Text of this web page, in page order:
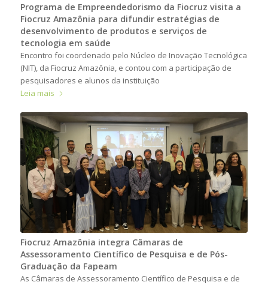
Programa de Empreendedorismo da Fiocruz visita a
Fiocruz Amazônia para difundir estratégias de
desenvolvimento de produtos e serviços de
tecnologia em saúde
Encontro foi coordenado pelo Núcleo de Inovação Tecnológica
(NIT), da Fiocruz Amazônia, e contou com a participação de
pesquisadores e alunos da instituição
Leia mais
Fiocruz Amazônia integra Câmaras de
Assessoramento Científico de Pesquisa e de Pós-
Graduação da Fapeam
As Câmaras de Assessoramento Científico de Pesquisa e de